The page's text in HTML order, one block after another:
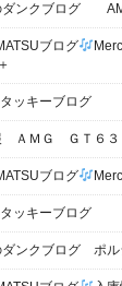
ダンクブログ
ブログ
ッキーブログ
ＡＭＧ ＧＴ６３
ブログ
ッキーブログ
ダンクブログ ポ